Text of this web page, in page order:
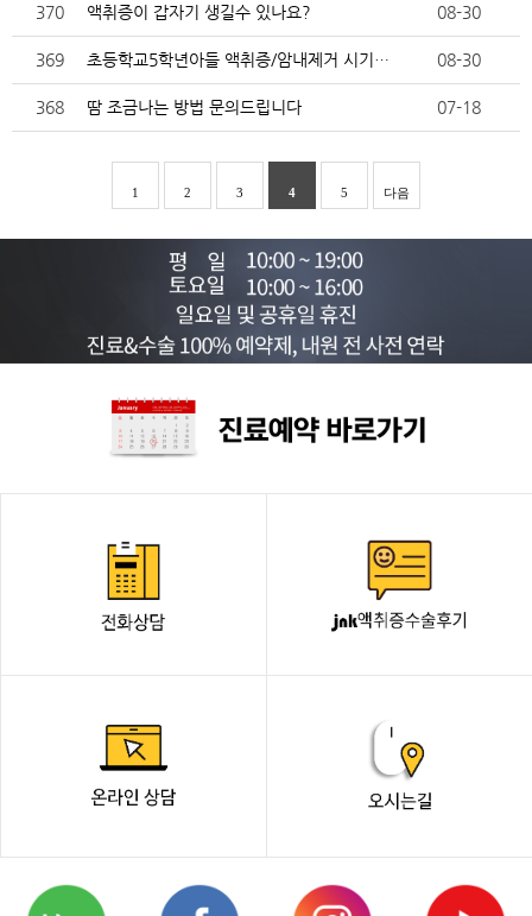
370 액취증이 갑자기 생길수 있나요? 08-30
369 초등학교5학년아들 액취증/암내제거 시기는 언제가 좋을까… 08-30
368 땀 조금나는 방법 문의드립니다 07-18
1 2 3 4 5 다음